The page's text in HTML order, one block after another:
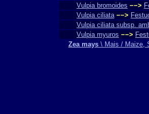
Vulpia bromoides −−>
Vulpia ciliata −−>
Vulpia ciliata subsp.
Vulpia myuros −−>
Zea mays \ Mais / Maize,